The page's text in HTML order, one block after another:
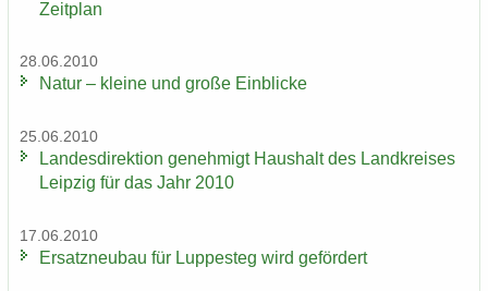
Zeit­plan
28.06.2010
Natur – klei­ne und große Ein­bli­cke
25.06.2010
Lan­des­di­rek­ti­on ge­neh­migt Haus­halt des Land­krei­ses
Leip­zig für das Jahr 2010
17.06.2010
Er­satz­neu­bau für Lup­pe­steg wird ge­för­dert